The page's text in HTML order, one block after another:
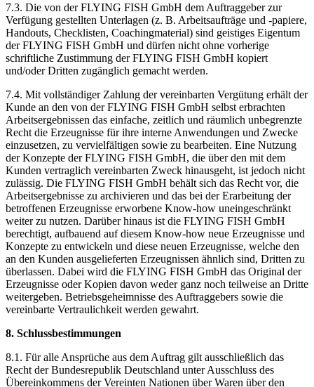
7.3. Die von der FLYING FISH GmbH dem Auftraggeber zur
Verfügung gestellten Unterlagen (z. B. Arbeitsaufträge und -papiere,
Handouts, Checklisten, Coachingmaterial) sind geistiges Eigentum
der FLYING FISH GmbH und dürfen nicht ohne vorherige
schriftliche Zustimmung der FLYING FISH GmbH kopiert
und/oder Dritten zugänglich gemacht werden.
7.4. Mit vollständiger Zahlung der vereinbarten Vergütung erhält der
Kunde an den von der FLYING FISH GmbH selbst erbrachten
Arbeitsergebnissen das einfache, zeitlich und räumlich unbegrenzte
Recht die Erzeugnisse für ihre interne Anwendungen und Zwecke
einzusetzen, zu vervielfältigen sowie zu bearbeiten. Eine Nutzung
der Konzepte der FLYING FISH GmbH, die über den mit dem
Kunden vertraglich vereinbarten Zweck hinausgeht, ist jedoch nicht
zulässig. Die FLYING FISH GmbH behält sich das Recht vor, die
Arbeitsergebnisse zu archivieren und das bei der Erarbeitung der
betroffenen Erzeugnisse erworbene Know-how uneingeschränkt
weiter zu nutzen. Darüber hinaus ist die FLYING FISH GmbH
berechtigt, aufbauend auf diesem Know-how neue Erzeugnisse und
Konzepte zu entwickeln und diese neuen Erzeugnisse, welche den
an den Kunden ausgelieferten Erzeugnissen ähnlich sind, Dritten zu
überlassen. Dabei wird die FLYING FISH GmbH das Original der
Erzeugnisse oder Kopien davon weder ganz noch teilweise an Dritte
weitergeben. Betriebsgeheimnisse des Auftraggebers sowie die
vereinbarte Vertraulichkeit werden gewahrt.
8. Schlussbestimmungen
8.1. Für alle Ansprüche aus dem Auftrag gilt ausschließlich das
Recht der Bundesrepublik Deutschland unter Ausschluss des
Übereinkommens der Vereinten Nationen über Waren über den